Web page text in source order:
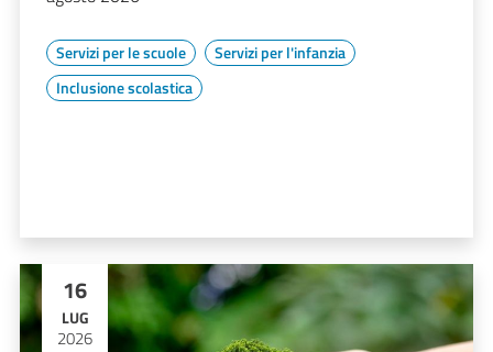
Servizi per le scuole
Servizi per l'infanzia
Inclusione scolastica
16
LUG
2026